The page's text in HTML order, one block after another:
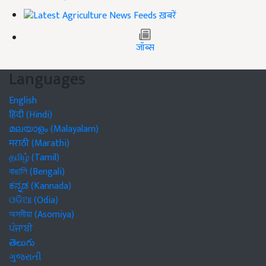
ख़बरें
जॉब्स
Languages
English
हिंदी (Hindi)
മലയാളം (Malayalam)
मराठी (Marathi)
தமிழ் (Tamil)
বাঙালি (Bengali)
ಕನ್ನಡ (Kannada)
ଓଡିଆ (Odia)
অসমীয়া (Asomiya)
ਪੰਜਾਬੀ
తెలుగు
ગુજરાતી